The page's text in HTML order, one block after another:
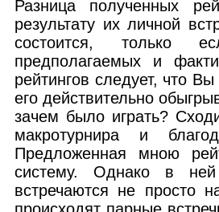
Разница полученных
результату их личной
состоится, только
предполагаемых и
рейтингов следует, что
его действительно
зачем было играть?
макротурнира и
Предложенная мною
систему. Однако в
встречаются не просто